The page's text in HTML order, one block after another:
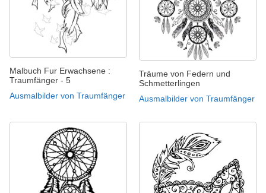
Malbuch Fur Erwachsene :
Traumfänger - 5
Ausmalbilder von Traumfänger
Träume von Federn und
Schmetterlingen
Ausmalbilder von Traumfänger